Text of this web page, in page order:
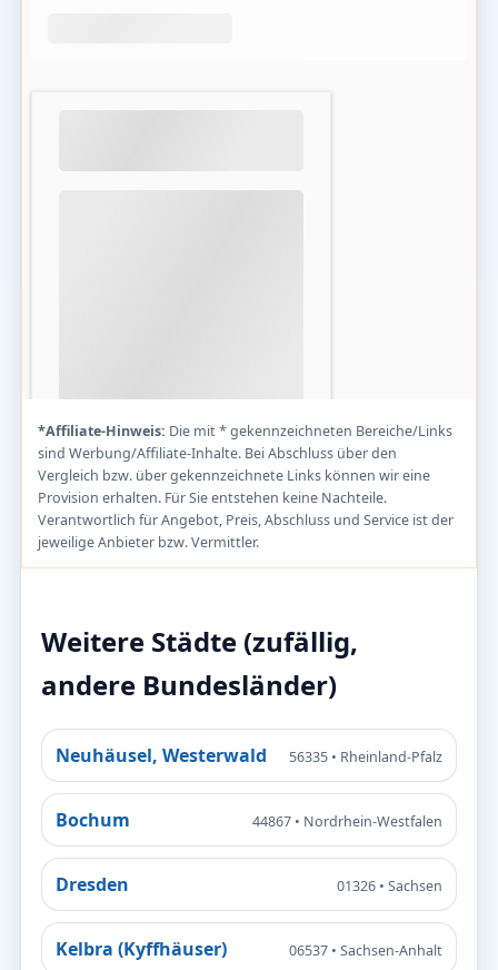
*Affiliate-Hinweis: Die mit * gekennzeichneten Bereiche/Links
sind Werbung/Affiliate-Inhalte. Bei Abschluss über den
Vergleich bzw. über gekennzeichnete Links können wir eine
Provision erhalten. Für Sie entstehen keine Nachteile.
Verantwortlich für Angebot, Preis, Abschluss und Service ist der
jeweilige Anbieter bzw. Vermittler.
Weitere Städte (zufällig,
andere Bundesländer)
Neuhäusel, Westerwald 56335 • Rheinland-Pfalz
Bochum 44867 • Nordrhein-Westfalen
Dresden 01326 • Sachsen
Kelbra (Kyffhäuser) 06537 • Sachsen-Anhalt